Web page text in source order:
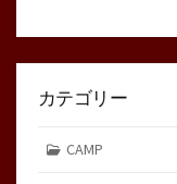
カテゴリー
CAMP